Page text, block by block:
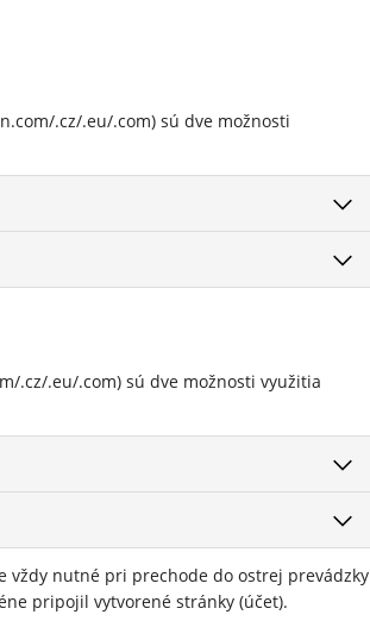
.cz/.eu/.com) sú dve možnosti
.cz/.eu/.com) sú dve možnosti využitia
vždy nutné pri prechode do ostrej prevádzky
pripojil vytvorené stránky (účet).